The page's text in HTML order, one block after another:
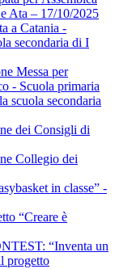
Ata – 17/10/2025
a Catania -
secondaria di I
Messa per
- Scuola primaria
scuola secondaria
dei Consigli di
Collegio dei
in classe” -
“Creare è
“Inventa un
progetto